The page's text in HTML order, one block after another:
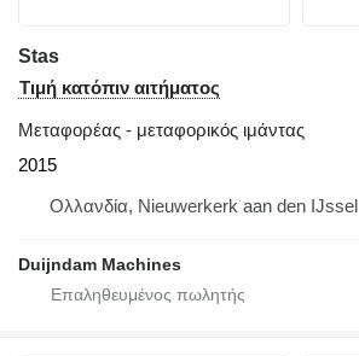
Stas
Τιμή κατόπιν αιτήματος
Μεταφορέας - μεταφορικός ιμάντας
2015
Ολλανδία, Nieuwerkerk aan den IJssel
Duijndam Machines